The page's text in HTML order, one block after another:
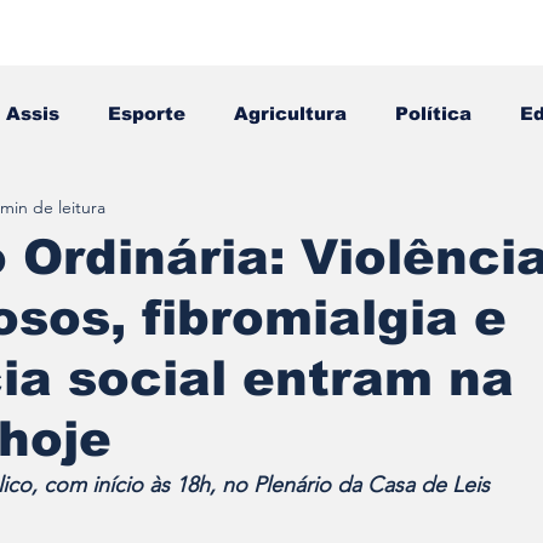
Assis Esporte Agricultura Política
Ordinária:
fibromialgia e
social entram na
de leitura
com início às 18h, no Plenário da Casa de Leis